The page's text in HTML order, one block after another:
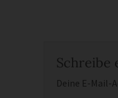
Schreibe
Deine E-Mail-